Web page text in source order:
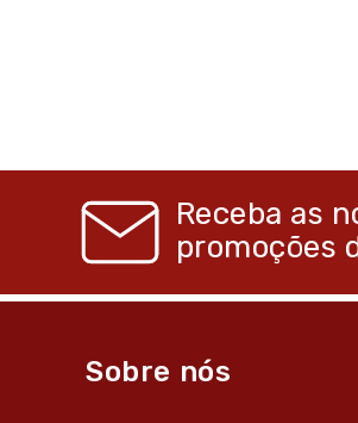
Receba as
promoções
Sobre nós